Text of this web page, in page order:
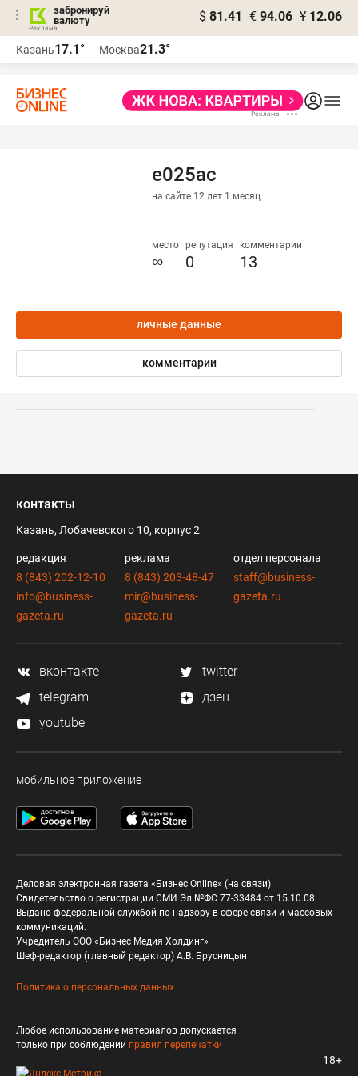
забронируй
валюту
$ 81.41 € 94.06 ¥ 12.06
Казань17.1° Москва21.3°
e025ac
на сайте 12 лет 1 месяц
место
∞
репутация
0
комментарии
13
личные данные
комментарии
контакты
Казань, Лобачевского 10, корпус 2
редакция
8 (843) 202-12-10
info@business-
gazeta.ru
реклама
8 (843) 203-48-47
mir@business-
gazeta.ru
отдел персонала
staff@business-
gazeta.ru
вконтакте
twitter
telegram
дзен
youtube
мобильное приложение
Деловая электронная газета «Бизнес Online» (на связи).
Свидетельство о регистрации СМИ Эл №ФС 77-33484 от 15.10.08.
Выдано федеральной службой по надзору в сфере связи и массовых
коммуникаций.
Учредитель ООО «Бизнес Медия Холдинг»
Шеф-редактор (главный редактор) А.В. Брусницын
Политика о персональных данных
Любое использование материалов допускается
только при соблюдении правил перепечатки
18+